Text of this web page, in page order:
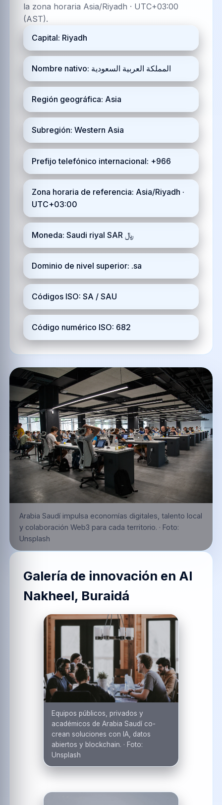
la zona horaria Asia/Riyadh · UTC+03:00
(AST).
Capital: Riyadh
Nombre nativo: المملكة العربية السعودية
Región geográfica: Asia
Subregión: Western Asia
Prefijo telefónico internacional: +966
Zona horaria de referencia: Asia/Riyadh ·
UTC+03:00
Moneda: Saudi riyal SAR ﷼
Dominio de nivel superior: .sa
Códigos ISO: SA / SAU
Código numérico ISO: 682
Arabia Saudí impulsa economías digitales, talento local
y colaboración Web3 para cada territorio. · Foto:
Unsplash
Galería de innovación en Al
Nakheel, Buraidá
Equipos públicos, privados y
académicos de Arabia Saudí co-
crean soluciones con IA, datos
abiertos y blockchain. · Foto:
Unsplash